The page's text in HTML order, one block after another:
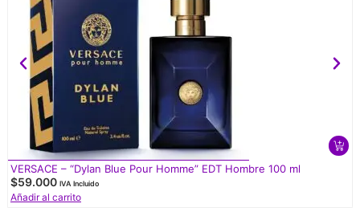
VERSACE – “Dylan Blue Pour Homme” EDT Hombre 100 ml
$59.000 IVA Incluido
Añadir al carrito